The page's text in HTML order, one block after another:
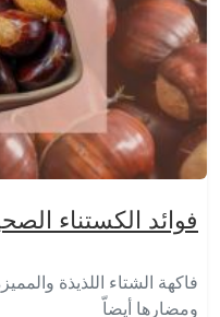
فوائد الكستناء
فاكهة الشتاء اللذيذة
ومضارها أيضاّ